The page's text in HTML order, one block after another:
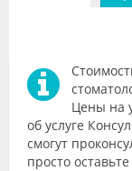
Цены на
об услуге
смогут
просто оставьте